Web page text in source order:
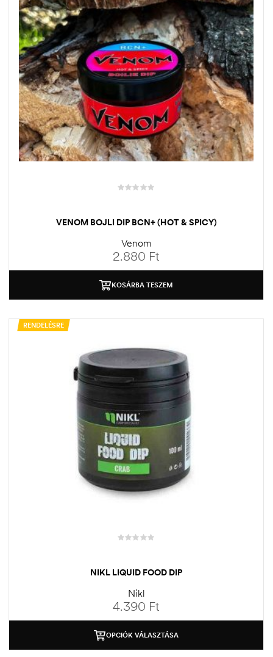
VENOM BOJLI DIP BCN+ (HOT & SPICY)
Venom
2.880 Ft
KOSÁRBA TESZEM
RENDELÉSRE
NIKL LIQUID FOOD DIP
Nikl
4.390 Ft
OPCIÓK VÁLASZTÁSA